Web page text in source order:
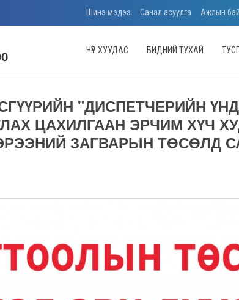
Шинэ мэдээ Санал асуулга Ажлын
НҮҮР ХУУДАС БИДНИЙ ТУХАЙ
"ДИСПЕТЧЕРИЙН
ЦАХИЛГААН ЭРЧИМ ХҮЧ
ЗАГВАРЫН ТӨСӨЛД